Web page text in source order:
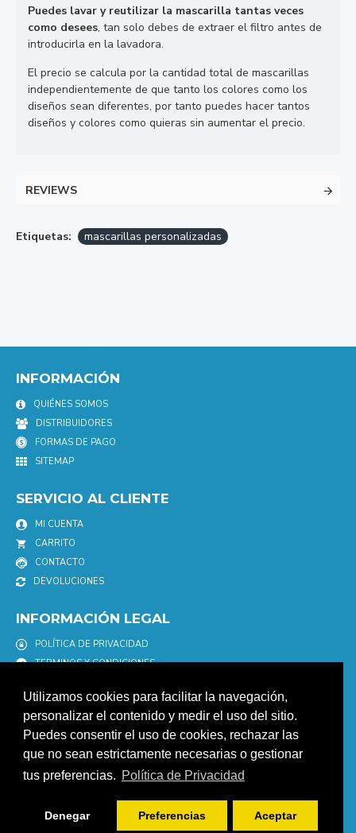
Utilizamos cookies para facilitar la navegación,
personalizar el contenido y medir el uso del sitio.
Puedes consentir el uso de cookies, rechazar las
que no sean estrictamente necesarias o gestionar
tus preferencias. Política de Privacidad
Denegar Preferencias Aceptar
Puedes lavar y reutilizar la mascarilla tantas veces
como desees, tan solo debes de extraer el filtro antes de
introducirla en la lavadora.
El precio se calcula por la cantidad total de mascarillas
independientemente de que tanto los colores como los
diseños sean diferentes, por tanto puedes hacer tantos
diseños y colores como quieras sin aumentar el precio.
REVIEWS
Etiquetas: mascarillas personalizadas
INFORMACIÓN
QUIÉNES SOMOS
DISTRIBUIDORES
FORMAS DE PAGO
SITEMAP
SERVICIO AL CLIENTE
MI CUENTA
CARRITO
CONTACTO
DEVOLUCIONES
INFORMACIÓN LEGAL
POLÍTICA DE PRIVACIDAD
TERMINOS Y CONDICIONES
AVISO LEGAL
NEWSLETTER
Únete a nuestro newletter para estar informad@ de nuestras
promociones y descuentos.
ENVIAR